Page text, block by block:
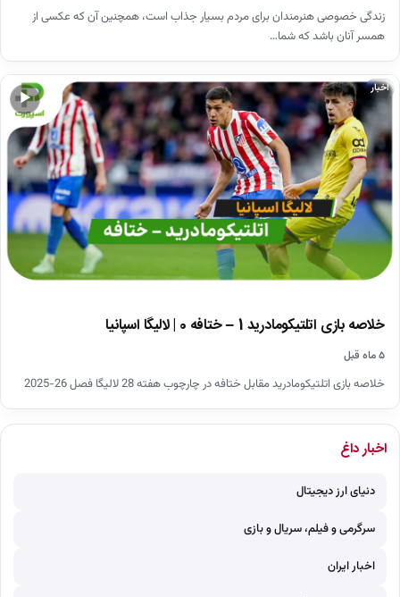
زندگی خصوصی هنرمندان برای مردم بسیار جذاب است، همچنین آن که عکسی از
همسر آنان باشد که شما…
▶
اخبار
خلاصه بازی اتلتیکومادرید 1 – ختافه 0 | لالیگا اسپانیا
۵ ماه قبل
خلاصه بازی اتلتیکومادرید مقابل ختافه در چارچوب هفته 28 لالیگا فصل 26-2025
اخبار داغ
دنیای ارز دیجیتال
سرگرمی و فیلم، سریال و بازی
اخبار ایران